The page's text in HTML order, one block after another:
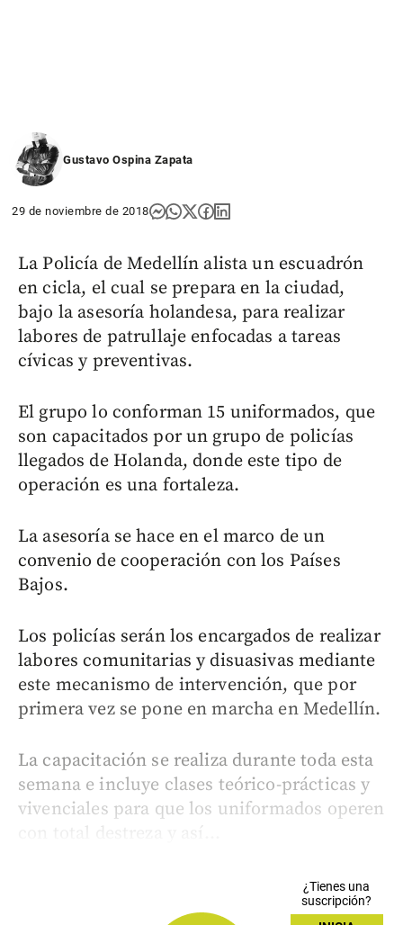
Gustavo Ospina Zapata
29 de noviembre de 2018
La Policía de Medellín alista un escuadrón
en cicla, el cual se prepara en la ciudad,
bajo la asesoría holandesa, para realizar
labores de patrullaje enfocadas a tareas
cívicas y preventivas.
El grupo lo conforman 15 uniformados, que
son capacitados por un grupo de policías
llegados de Holanda, donde este tipo de
operación es una fortaleza.
La asesoría se hace en el marco de un
convenio de cooperación con los Países
Bajos.
Los policías serán los encargados de realizar
labores comunitarias y disuasivas mediante
este mecanismo de intervención, que por
primera vez se pone en marcha en Medellín.
La capacitación se realiza durante toda esta
semana e incluye clases teórico-prácticas y
vivenciales para que los uniformados operen
con total destreza y así...
¿Tienes una
suscripción?